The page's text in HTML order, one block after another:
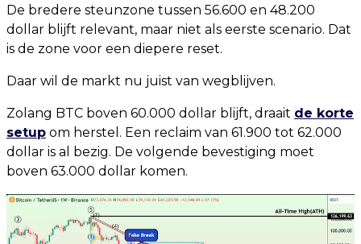
De bredere steunzone tussen 56.600 en 48.200
dollar blijft relevant, maar niet als eerste scenario. Dat
is de zone voor een diepere reset.
Daar wil de markt nu juist van wegblijven.
Zolang BTC boven 60.000 dollar blijft, draait de korte
setup om herstel. Een reclaim van 61.900 tot 62.000
dollar is al bezig. De volgende bevestiging moet
boven 63.000 dollar komen.